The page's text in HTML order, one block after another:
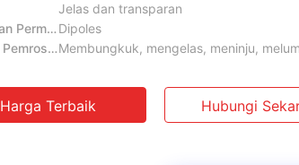
Jelas dan transparan
Perawatan Permukaan: Dipoles
Layanan Pemrosesan:Membungkuk, mengelas, meninju,
Harga Terbaik Hubungi